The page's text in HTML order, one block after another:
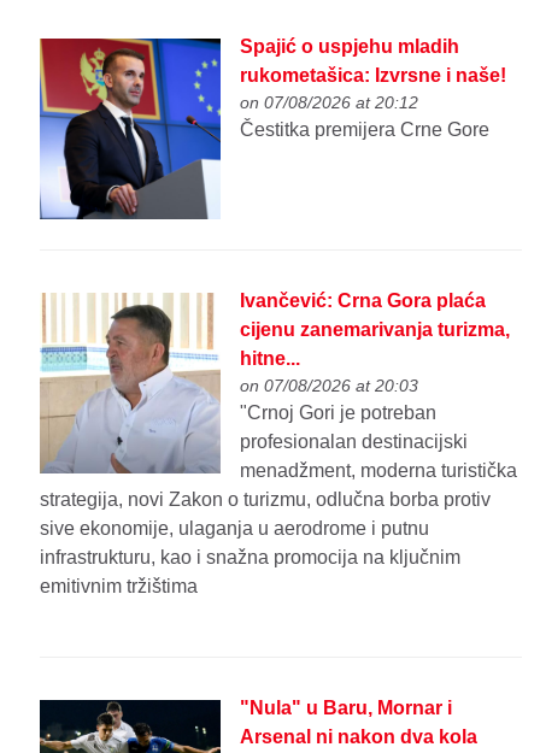
Spajić o uspjehu mladih
rukometašica: Izvrsne i naše!
on 07/08/2026 at 20:12
Čestitka premijera Crne Gore
Ivančević: Crna Gora plaća
cijenu zanemarivanja turizma,
hitne...
on 07/08/2026 at 20:03
"Crnoj Gori je potreban
profesionalan destinacijski
menadžment, moderna turistička
strategija, novi Zakon o turizmu, odlučna borba protiv
sive ekonomije, ulaganja u aerodrome i putnu
infrastrukturu, kao i snažna promocija na ključnim
emitivnim tržištima
"Nula" u Baru, Mornar i
Arsenal ni nakon dva kola